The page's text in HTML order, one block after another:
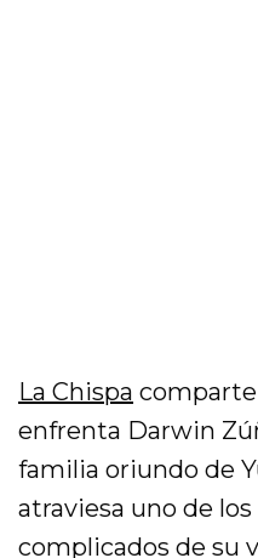
La Chispa
enfrenta Darwin
familia oriundo de
atraviesa uno de
complicados de su